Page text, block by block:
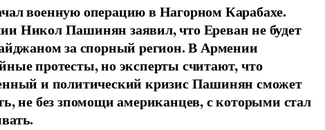
военную операцию в Нагорном Карабахе.
Никол Пашинян заявил, что Ереван не будет
за спорный регион. В Армении
протесты, но эксперты считают, что
и политический кризис Пашинян сможет
не без зпомощи американцев, с которыми стал